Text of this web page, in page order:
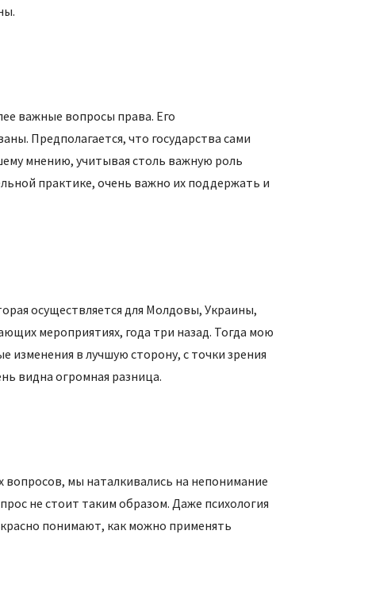
важные вопросы права. Его
Предполагается, что государства сами
мнению, учитывая столь важную роль
практике, очень важно их поддержать и
осуществляется для Молдовы, Украины,
мероприятиях, года три назад. Тогда мою
изменения в лучшую сторону, с точки зрения
видна огромная разница.
мы наталкивались на непонимание
не стоит таким образом. Даже психология
понимают, как можно применять